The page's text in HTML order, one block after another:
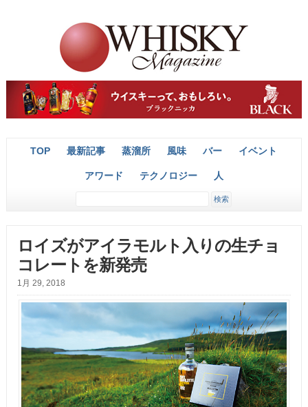
TOP 最新記事 蒸溜所 風味 バー イベント
アワード テクノロジー 人
ロイズがアイラモルト入りの生チョ
コレートを新発売
1月 29, 2018